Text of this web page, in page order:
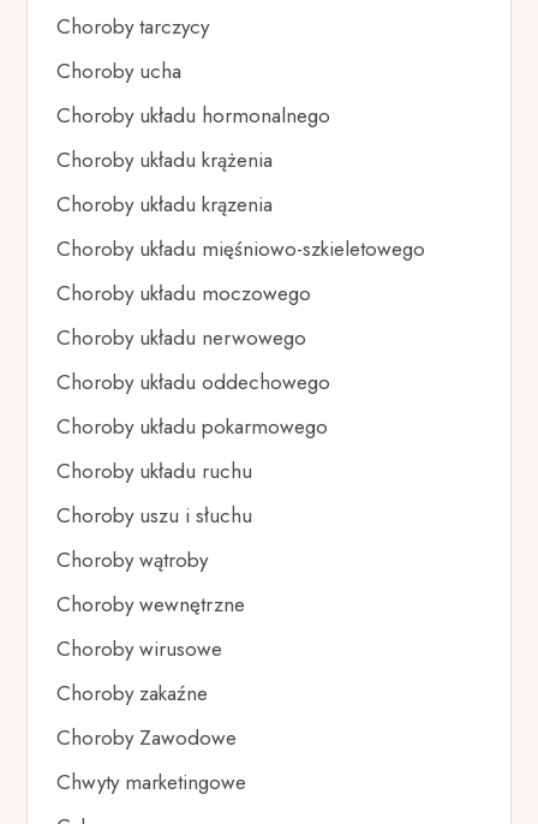
Choroby tarczycy
Choroby ucha
Choroby układu hormonalnego
Choroby układu krążenia
Choroby układu krązenia
Choroby układu mięśniowo-szkieletowego
Choroby układu moczowego
Choroby układu nerwowego
Choroby układu oddechowego
Choroby układu pokarmowego
Choroby układu ruchu
Choroby uszu i słuchu
Choroby wątroby
Choroby wewnętrzne
Choroby wirusowe
Choroby zakaźne
Choroby Zawodowe
Chwyty marketingowe